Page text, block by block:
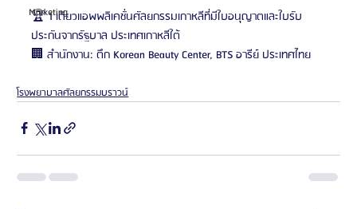
Marketing
🏆 1 เดียวแอพพลิเคชั่นศัลยกรรมเกาหลีที่มีใบอนุญาตและใบรับ
ประกันจากรัฐบาล ประเทศเกาหลีใต้
🏢 สำนักงาน: ตึก Korean Beauty Center, BTS อารีย์ ประเทศไทย
โรงพยาบาลศัลยกรรมบราวน์